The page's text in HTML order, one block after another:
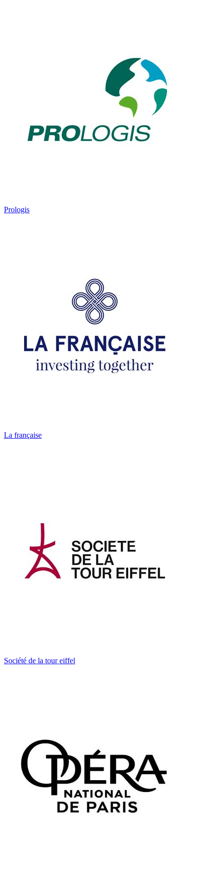
Prologis
La française
Société de la tour eiffel